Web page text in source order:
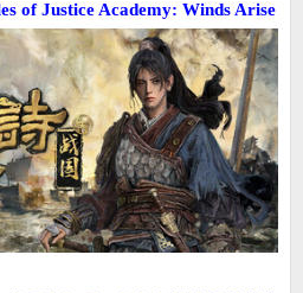
of Justice Academy: Winds Arise